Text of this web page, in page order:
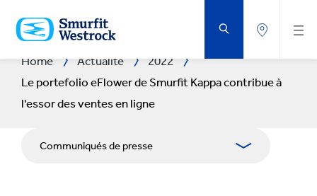
AU
CONTENU
PRINCIPAL
Home Actualité
2022
Le portefolio eFlower de Smurfit Kappa contribue à
l'essor des ventes en ligne
Communiqués de presse